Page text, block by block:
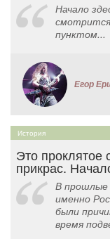
Начало
пунктом...
Егор
История
Это проклятое
прикрас.
В прошлые
именно
были
время